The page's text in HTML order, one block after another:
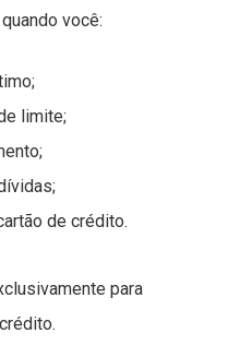
você:
limite;
de crédito.
para